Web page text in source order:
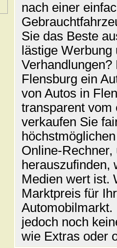
nach einer
Sie das Beste
lästige
Flensburg ein
von Autos in
transparent vom
verkaufen Sie
Online-
herauszufinden,
Medien wert ist.
Marktpreis für
jedoch noch
wie Extras oder